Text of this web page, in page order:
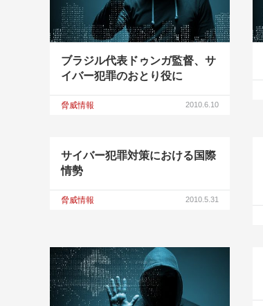
ブラジル代表ドゥンガ監督、サ
イバー犯罪のおとり役に
脅威情報 2010.6.10
サイバー犯罪対策における国際
情勢
脅威情報 2010.5.31